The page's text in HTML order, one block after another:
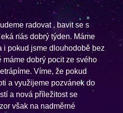
radovat , bavit se s
nás dobrý týden. Máme
i pokud jsme dlouhodobě bez
máme dobrý pocit ze svého
Víme, že pokud
a využijeme pozvánek do
a nová příležitost se
však na nadměrné